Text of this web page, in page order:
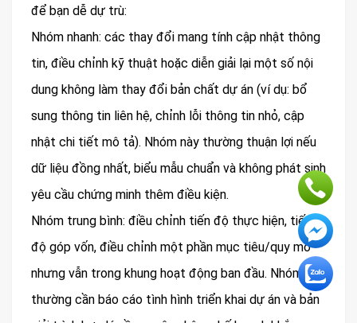
để bạn dễ dự trù:
Nhóm nhanh: các thay đổi mang tính cập nhật thông
tin, điều chỉnh kỹ thuật hoặc diễn giải lại một số nội
dung không làm thay đổi bản chất dự án (ví dụ: bổ
sung thông tin liên hệ, chỉnh lỗi thông tin nhỏ, cập
nhật chi tiết mô tả). Nhóm này thường thuận lợi nếu
dữ liệu đồng nhất, biểu mẫu chuẩn và không phát sinh
yêu cầu chứng minh thêm điều kiện.
Nhóm trung bình: điều chỉnh tiến độ thực hiện, tiến
độ góp vốn, điều chỉnh một phần mục tiêu/quy mô
nhưng vẫn trong khung hoạt động ban đầu. Nhóm này
thường cần báo cáo tình hình triển khai dự án và bản